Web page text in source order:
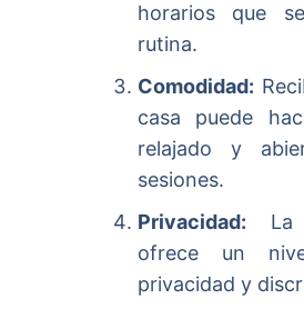
horarios que
rutina.
Comodidad:
casa puede
relajado y
sesiones.
Privacidad: La
ofrece un
privacidad y